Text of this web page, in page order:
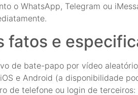
o WhatsApp, Telegram ou
fatos e
de bate-papo por vídeo
e Android (a disponibilidade
de telefone ou login de